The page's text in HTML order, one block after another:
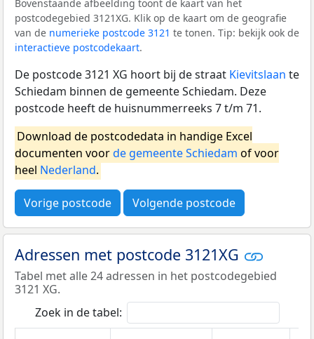
Bovenstaande afbeelding toont de kaart van het
postcodegebied 3121XG. Klik op de kaart om de geografie
van de numerieke postcode 3121 te tonen. Tip: bekijk ook de
interactieve postcodekaart.
De postcode 3121 XG hoort bij de straat Kievitslaan te
Schiedam binnen de gemeente Schiedam. Deze
postcode heeft de huisnummerreeks 7 t/m 71.
Download de postcodedata in handige Excel
documenten voorde gemeente Schiedam of voor
heel Nederland.
Vorige postcode Volgende postcode
Adressen met postcode 3121XG
Tabel met alle 24 adressen in het postcodegebied
3121 XG.
Zoek in de tabel: